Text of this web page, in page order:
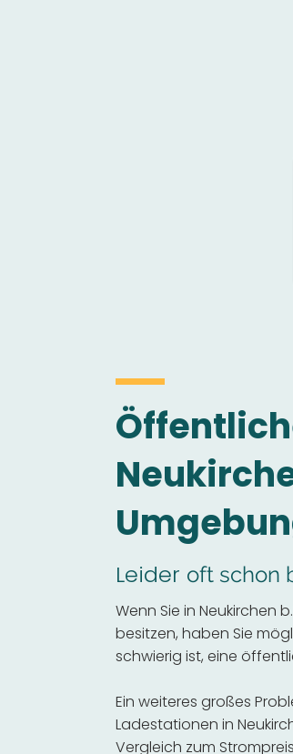
Leider oft schon
Wenn Sie in Neukirchen
besitzen, haben Sie
schwierig ist, eine
Ein weiteres großes
Ladestationen in
Vergleich zum